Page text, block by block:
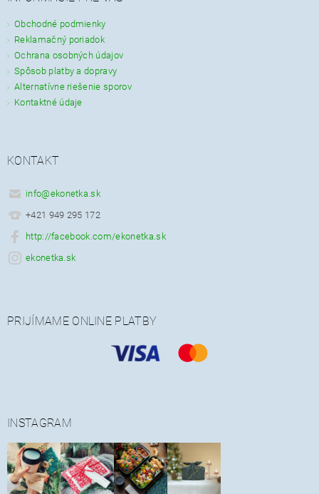
Obchodné podmienky
Reklamačný poriadok
Ochrana osobných údajov
Spôsob platby a dopravy
Alternatívne riešenie sporov
Kontaktné údaje
KONTAKT
info@ekonetka.sk
+421 949 295 172
http://facebook.com/ekonetka.sk
ekonetka.sk
PRIJÍMAME ONLINE PLATBY
INSTAGRAM